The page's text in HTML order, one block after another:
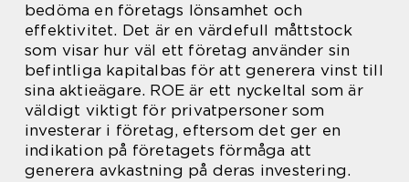
bedöma en företags lönsamhet och
effektivitet. Det är en värdefull måttstock
som visar hur väl ett företag använder sin
befintliga kapitalbas för att generera vinst till
sina aktieägare. ROE är ett nyckeltal som är
väldigt viktigt för privatpersoner som
investerar i företag, eftersom det ger en
indikation på företagets förmåga att
generera avkastning på deras investering.